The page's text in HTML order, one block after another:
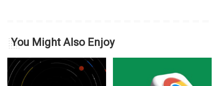
You Might Also Enjoy